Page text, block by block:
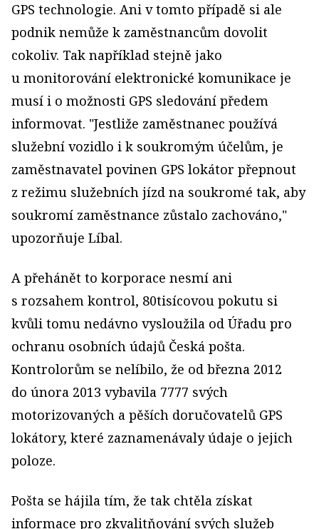
GPS technologie. Ani v tomto případě si ale
podnik nemůže k zaměstnancům dovolit
cokoliv. Tak například stejně jako
u monitorování elektronické komunikace je
musí i o možnosti GPS sledování předem
informovat. "Jestliže zaměstnanec používá
služební vozidlo i k soukromým účelům, je
zaměstnavatel povinen GPS lokátor přepnout
z režimu služebních jízd na soukromé tak, aby
soukromí zaměstnance zůstalo zachováno,"
upozorňuje Líbal.
A přehánět to korporace nesmí ani
s rozsahem kontrol, 80tisícovou pokutu si
kvůli tomu nedávno vysloužila od Úřadu pro
ochranu osobních údajů Česká pošta.
Kontrolorům se nelíbilo, že od března 2012
do února 2013 vybavila 7777 svých
motorizovaných a pěších doručovatelů GPS
lokátory, které zaznamenávaly údaje o jejich
poloze.
Pošta se hájila tím, že tak chtěla získat
informace pro zkvalitňování svých služeb